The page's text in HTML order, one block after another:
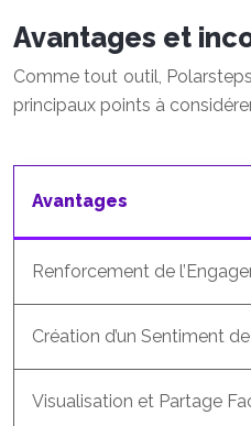
Avantages et
Comme tout outil,
principaux points à
Avantages
Renforcement de
Création d’un Sentiment
Visualisation et Partage